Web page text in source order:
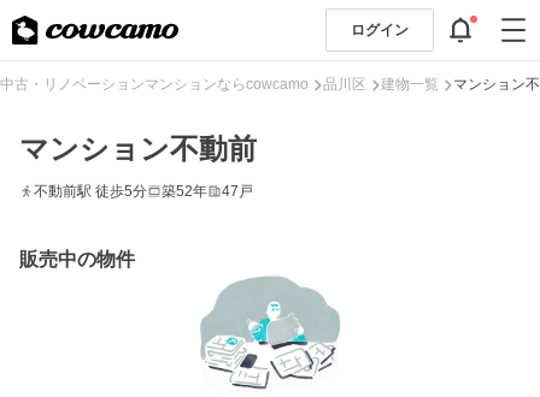
ログイン
中古・リノベーションマンションならcowcamo 品川区 建物一覧 マンション
マンション不動前
不動前駅 徒歩5分 築52年 47戸
販売中の物件